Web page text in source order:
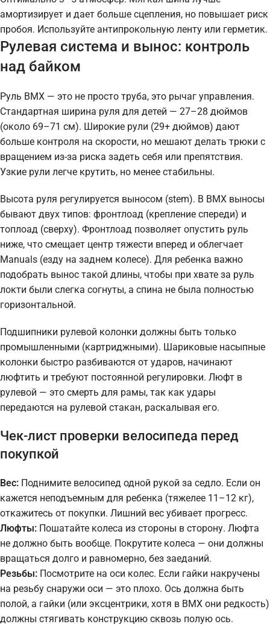
амортизирует и дает больше сцепления, но повышает риск
пробоя. Используйте антипрокольную ленту или герметик.
Рулевая система и вынос: контроль
над байком
Руль BMX — это не просто труба, это рычаг управления.
Стандартная ширина руля для детей — 27–28 дюймов
(около 69–71 см). Широкие рули (29+ дюймов) дают
больше контроля на скорости, но мешают делать трюки с
вращением из-за риска задеть себя или препятствия.
Узкие рули легче крутить, но менее стабильны.
Высота руля регулируется выносом (stem). В BMX выносы
бывают двух типов: фронтлоад (крепление спереди) и
топлоад (сверху). Фронтлоад позволяет опустить руль
ниже, что смещает центр тяжести вперед и облегчает
Manuals (езду на заднем колесе). Для ребенка важно
подобрать вынос такой длины, чтобы при хвате за руль
локти были слегка согнуты, а спина не была полностью
горизонтальной.
Подшипники рулевой колонки должны быть только
промышленными (картриджными). Шариковые насыпные
колонки быстро разбиваются от ударов, начинают
люфтить и требуют постоянной регулировки. Люфт в
рулевой — это смерть для рамы, так как удары
передаются на рулевой стакан, раскалывая его.
Чек-лист проверки велосипеда перед
покупкой
Вес: Поднимите велосипед одной рукой за седло. Если он
кажется неподъемным для ребенка (тяжелее 11–12 кг),
откажитесь от покупки. Лишний вес убивает прогресс.
Люфты: Пошатайте колеса из стороны в сторону. Люфта
не должно быть вообще. Покрутите колеса — они должны
вращаться долго и равномерно, без заеданий.
Резьбы: Посмотрите на оси колес. Если гайки накручены
на резьбу снаружи оси — это плохо. Ось должна быть
полой, а гайки (или эксцентрики, хотя в BMX они редкость)
должны стягивать конструкцию сквозь полую ось.